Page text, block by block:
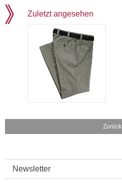
Zuletzt angesehen
Zurück
Newsletter